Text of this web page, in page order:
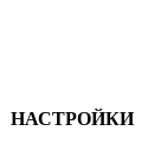
НАСТРОЙКИ